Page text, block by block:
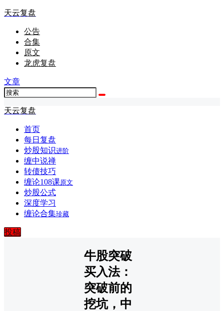
天云复盘
公告
合集
原文
龙虎复盘
文章
天云复盘
首页
每日复盘
炒股知识进阶
缠中说禅
转债技巧
缠论108课原文
炒股公式
深度学习
缠论合集珍藏
投稿
牛股突破
买入法：
突破前的
挖坑，中